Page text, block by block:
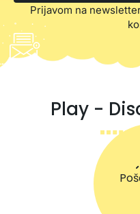
Prijavom na
Play -